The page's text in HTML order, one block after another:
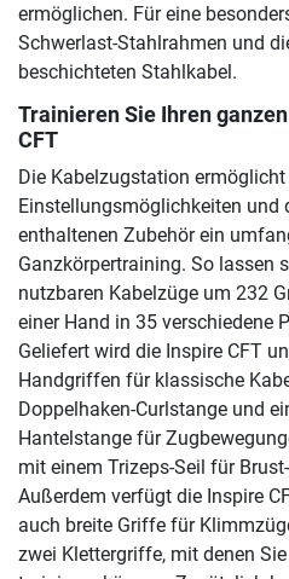
ermöglichen. Für eine
Schwerlast-Stahlrahmen und
beschichteten Stahlkabel.
Trainieren Sie Ihren
CFT
Die Kabelzugstation
Einstellungsmöglichkeiten und
enthaltenen Zubehör ein
Ganzkörpertraining. So lassen
nutzbaren Kabelzüge um 232
einer Hand in 35 verschiedene
Geliefert wird die Inspire CFT
Handgriffen für klassische
Doppelhaken-Curlstange und
Hantelstange für
mit einem Trizeps-Seil für
Außerdem verfügt die Inspire
auch breite Griffe für
zwei Klettergriffe, mit denen